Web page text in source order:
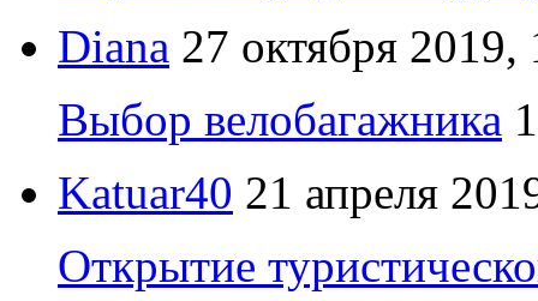
Diana 27 октября 2019,
Выбор велобагажника
Katuar40 21 апреля
Открытие